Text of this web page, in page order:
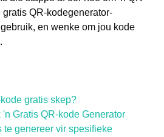
QR-kodegenerator-
en wenke om jou kode
gratis skep?
'n Gratis QR-kode Generator
te genereer vir spesifieke